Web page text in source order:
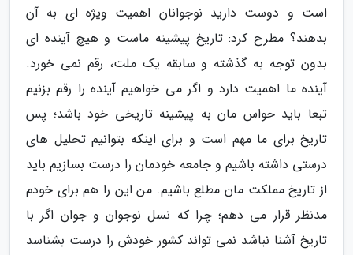
است و دوست دارید نوجوانان اهمیت ویژه ای به آن
بدهند؟ مطرح کرد: تاریخ پیشینه ماست و هیچ آینده ای
بدون توجه به گذشته و سابقه یک ملت، رقم نمی خورد.
آینده ما اهمیت دارد و اگر می خواهیم آینده را رقم بزنیم
تبعا باید حواس مان به پیشینه تاریخی خود باشد؛ پس
تاریخ برای ما مهم است و برای اینکه بتوانیم تحلیل های
درستی داشته باشیم و جامعه خودمان را درست بسازیم باید
از تاریخ مملکت مان مطلع باشیم. من این را هم برای خودم
مدنظر قرار می دهم؛ چرا که نسل نوجوان و جوان اگر با
تاریخ آشنا نباشد نمی تواند کشور خودش را درست بشناسد